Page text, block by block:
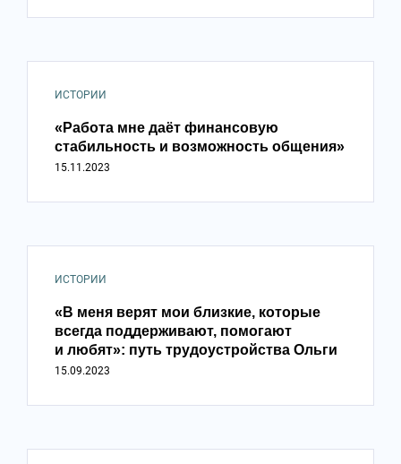
ИСТОРИИ
«Работа мне даёт финансовую
стабильность и возможность общения»
15.11.2023
ИСТОРИИ
«В меня верят мои близкие, которые
всегда поддерживают, помогают
и любят»: путь трудоустройства Ольги
15.09.2023